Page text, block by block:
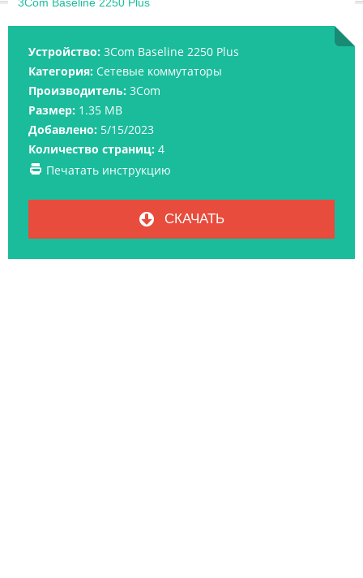
Устройство: 3Com Baseline 2250 Plus
Категория: Сетевые коммутаторы
Производитель: 3Com
Размер: 1.35 MB
Добавлено: 5/15/2023
Количество страниц: 4
Печатать инструкцию
СКАЧАТЬ